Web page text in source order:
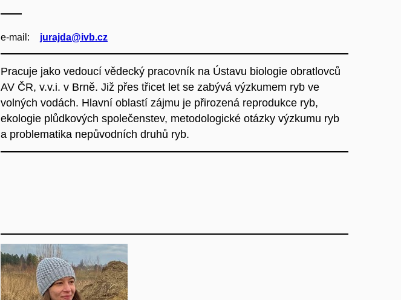
e‑mail: jurajda@ivb.cz
Pracuje jako vedoucí vědecký pracovník na Ústavu biologie obratlovců
AV ČR, v.v.i. v Brně. Již přes třicet let se zabývá výzkumem ryb ve
volných vodách. Hlavní oblastí zájmu je přirozená reprodukce ryb,
ekologie plůdkových společenstev, metodologické otázky výzkumu ryb
a problematika nepůvodních druhů ryb.